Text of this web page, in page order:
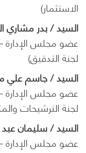
الاستثمار)
السيد / بدر مشاري
عضو مجلس
لجنة التدقيق)
السيد / جاسم علي
عضو مجلس
لجنة الترشيحات
السيد / سليمان
عضو مجلس الإدارة